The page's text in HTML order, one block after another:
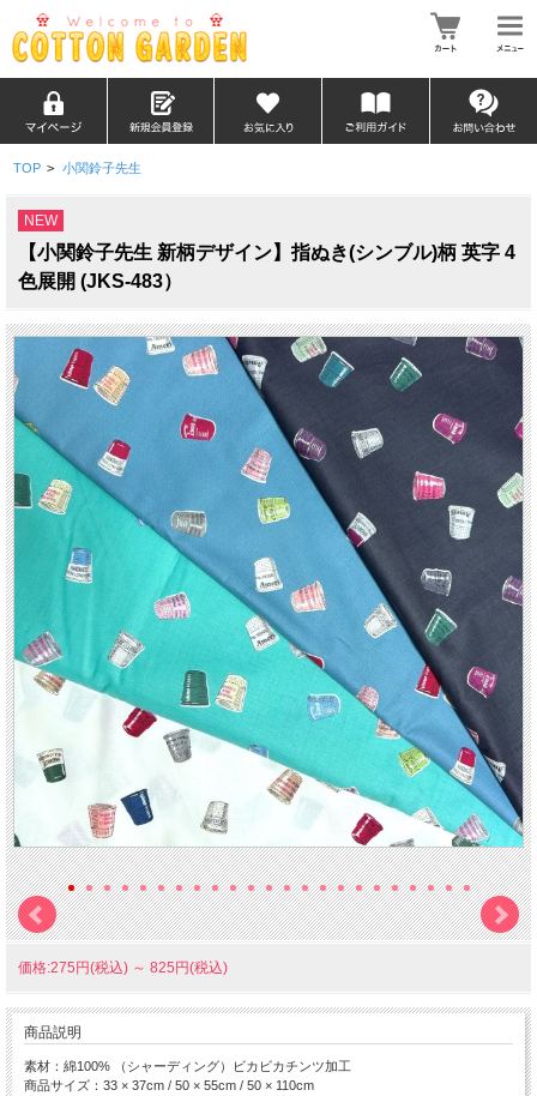
TOP > 小関鈴子先生
NEW
【小関鈴子先生 新柄デザイン】指ぬき(シンブル)柄 英字 4
色展開 (JKS-483）
価格:275円(税込) ～ 825円(税込)
商品説明
素材：綿100% （シャーディング）ビカビカチンツ加工
商品サイズ：33 × 37cm / 50 × 55cm / 50 × 110cm